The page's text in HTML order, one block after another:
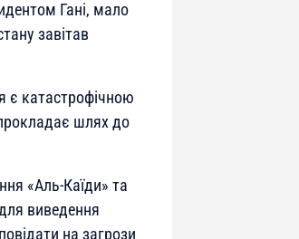
Гані, мало
завітав
є катастрофічною
шлях до
«Аль-Каїди» та
виведення
на загрози